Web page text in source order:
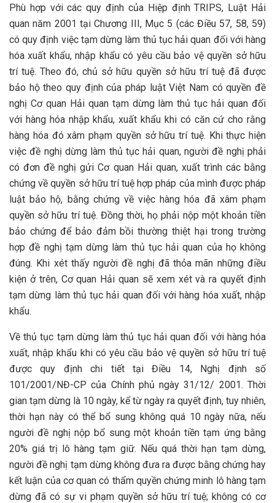
Phù hợp với các quy định của Hiệp định TRIPS, Luật Hải
quan năm 2001 tại Chương III, Mục 5 (các Điều 57, 58, 59)
có quy định việc tạm dừng làm thủ tục hải quan đối với hàng
hóa xuất khẩu, nhập khẩu có yêu cầu bảo vệ quyền sở hữu
trí tuệ. Theo đó, chủ sở hữu quyền sở hữu trí tuệ đã được
bảo hộ theo quy định của pháp luật Việt Nam có quyền đề
nghị Cơ quan Hải quan tạm dừng làm thủ tục hải quan đối
với hàng hóa nhập khẩu, xuất khẩu khi có căn cứ cho rằng
hàng hóa đó xâm phạm quyền sở hữu trí tuệ. Khi thực hiện
việc đề nghị dừng làm thủ tục hải quan, người đề nghị phải
có đơn đề nghị gửi Cơ quan Hải quan, xuất trình các bằng
chứng về quyền sở hữu trí tuệ hợp pháp của mình được pháp
luật bảo hộ, bằng chứng về việc hàng hóa đã xâm phạm
quyền sở hữu trí tuệ. Đồng thời, họ phải nộp một khoản tiền
bảo chứng để bảo đảm bồi thường thiệt hại trong trường
hợp đề nghị tạm dừng làm thủ tục hải quan của họ không
đúng. Khi xét thấy người đề nghị đã thỏa mãn những điều
kiện ở trên, Cơ quan Hải quan sẽ xem xét và ra quyết định
tạm dừng làm thủ tục hải quan đối với hàng hóa xuất, nhập
khẩu.
Về thủ tục tạm dừng làm thủ tục hải quan đối với hàng hóa
xuất, nhập khẩu khi có yêu cầu bảo vệ quyền sở hữu trí tuệ
được quy định chi tiết tại Điều 14, Nghị định số
101/2001/NĐ-CP của Chính phủ ngày 31/12/ 2001. Thời
gian tạm dừng là 10 ngày, kể từ ngày ra quyết định, tuy nhiên,
thời hạn này có thể bổ sung không quá 10 ngày nữa, nếu
người đề nghị nộp bổ sung một khoản tiền tạm ứng bằng
20% giá trị lô hàng tạm giữ. Nếu quá thời hạn tạm dừng,
người đề nghị tạm dừng không đưa ra được bằng chứng hay
kết luận của cơ quan có thẩm quyền chứng minh lô hàng tạm
dừng đã có sự vi phạm quyền sở hữu trí tuệ; không có cơ